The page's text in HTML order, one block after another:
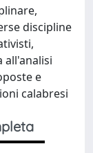
discipline
all'analisi
e
calabresi